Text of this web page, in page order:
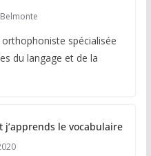
spécialisée
du langage et de la
j’apprends le vocabulaire